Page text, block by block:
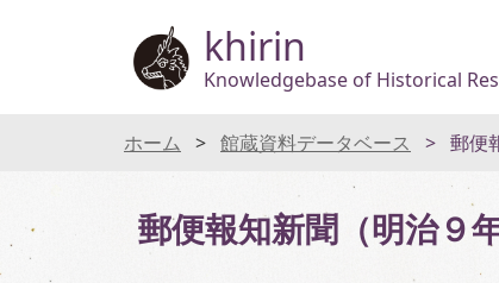
khirin
Knowledgebase of Historical
ホーム 館蔵資料データベース 郵便
郵便報知新聞（明治９